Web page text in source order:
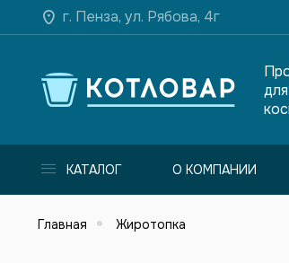
г. Пенза, ул. Рябова, 4г
КАТАЛОГ О КОМПАНИИ
Главная Жиротопка